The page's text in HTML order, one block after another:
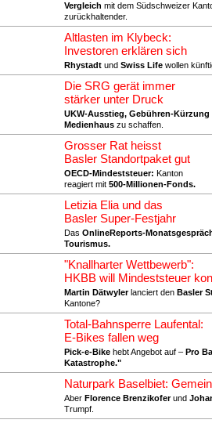
Vergleich mit dem Südschweizer
zurückhaltender.
Altlasten im Klybeck:
Investoren erklären sich
Rhystadt und Swiss Life wollen
Die SRG gerät immer
stärker unter Druck
UKW-Ausstieg, Gebühren-Kürzung
Medienhaus zu schaffen.
Grosser Rat heisst
Basler Standortpaket gut
OECD-Mindeststeuer: Kanton
reagiert mit 500-Millionen-Fonds.
Letizia Elia und das
Basler Super-Festjahr
Das OnlineReports-
Tourismus.
"Knallharter Wettbewerb":
HKBB will Mindeststeuer
Martin Dätwylerlanciert den Basler
Kantone?
Total-Bahnsperre Laufental:
E-Bikes fallen weg
Pick-e-Bike hebt Angebot auf – Pro
Katastrophe."
Naturpark Baselbiet:
Aber Florence Brenzikoferund
Trumpf.